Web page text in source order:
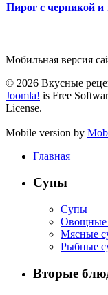
Пирог с черникой и
Мобильная версия
© 2026 Вкусные
Joomla! is Free
License.
Mobile version by
Главная
Супы
Супы
Овощные
Мясные
Рыбные
Вторые